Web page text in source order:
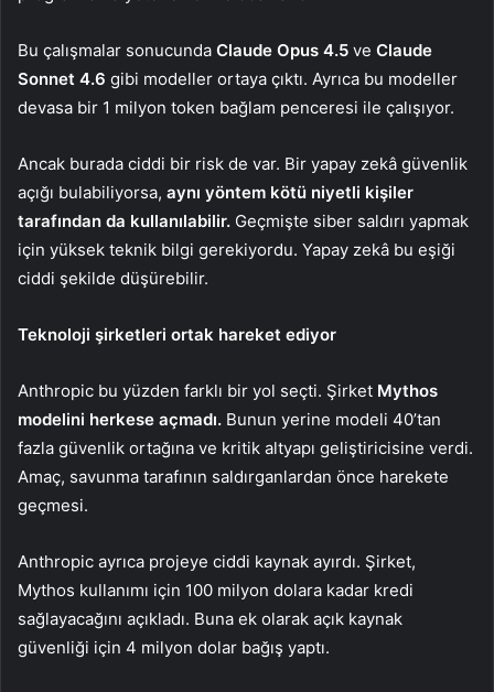
Bu çalışmalar sonucunda Claude Opus 4.5 ve Claude
Sonnet 4.6 gibi modeller ortaya çıktı. Ayrıca bu modeller
devasa bir 1 milyon token bağlam penceresi ile çalışıyor.
Ancak burada ciddi bir risk de var. Bir yapay zekâ güvenlik
açığı bulabiliyorsa, aynı yöntem kötü niyetli kişiler
tarafından da kullanılabilir. Geçmişte siber saldırı yapmak
için yüksek teknik bilgi gerekiyordu. Yapay zekâ bu eşiği
ciddi şekilde düşürebilir.
Teknoloji şirketleri ortak hareket ediyor
Anthropic bu yüzden farklı bir yol seçti. Şirket Mythos
modelini herkese açmadı. Bunun yerine modeli 40’tan
fazla güvenlik ortağına ve kritik altyapı geliştiricisine verdi.
Amaç, savunma tarafının saldırganlardan önce harekete
geçmesi.
Anthropic ayrıca projeye ciddi kaynak ayırdı. Şirket,
Mythos kullanımı için 100 milyon dolara kadar kredi
sağlayacağını açıkladı. Buna ek olarak açık kaynak
güvenliği için 4 milyon dolar bağış yaptı.